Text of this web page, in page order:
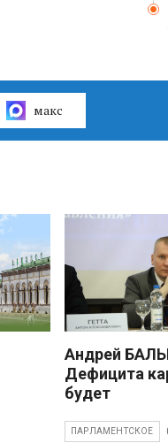
макс
Андрей
Дефицита
будет
ПАРЛАМЕНТСКОЕ